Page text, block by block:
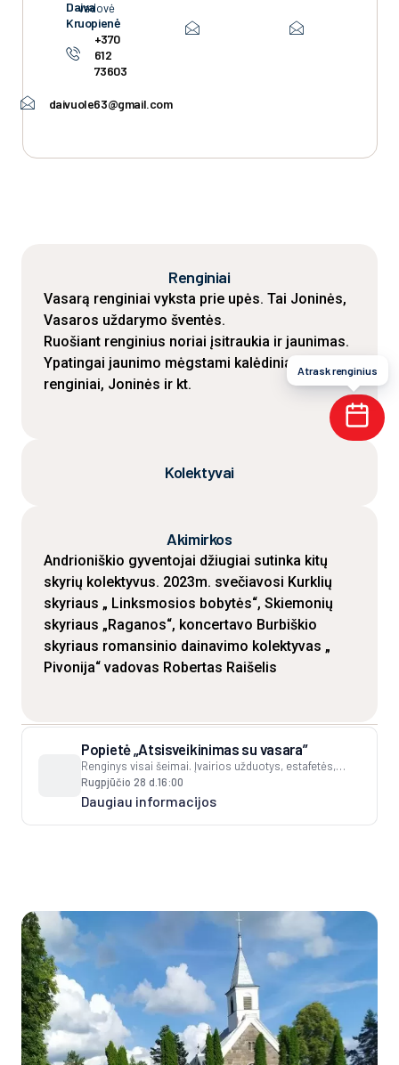
vadovė
Daiva
Kruopi­enė
+370
612
73603
daivuole63@gmail.com
Renginiai
Vasarą renginiai vyksta prie upės. Tai Joninės,
Vasaros uždarymo šventės.
Ruošiant renginius noriai įsitraukia ir jaunimas.
Ypatingai jaunimo mėgstami kalėdiniai
renginiai, Joninės ir kt.
Kolektyvai
Akimirkos
Andrioniškio gyventojai džiugiai sutinka kitų
skyrių kolektyvus. 2023m. svečiavosi Kurklių
skyriaus „ Linksmosios bobytės“, Skiemonių
skyriaus „Raganos“, koncertavo Burbiškio
skyriaus romansinio dainavimo kolektyvas „
Pivonija“ vadovas Robertas Raišelis
Popietė „Atsisveikinimas su vasara”
Renginys visai šeimai. Įvairios užduotys, estafetės,
žaidimai. Laužas, šokiai ir dainos stovyklavietėje prie
upės
Rugpjūčio 28 d. 16:00
Daugiau informacijos
Atrask renginius